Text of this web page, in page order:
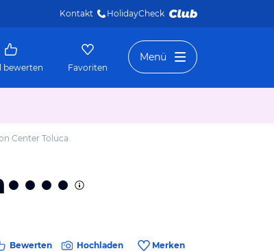
Kontakt HolidayCheck
bewerten Favoriten
Menü
Center Toluca
Bewerten Hochladen Merken